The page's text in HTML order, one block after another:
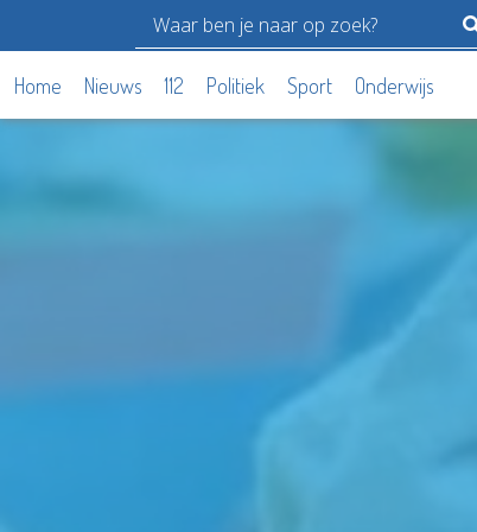
Home Nieuws 112 Politiek Sport Onderwijs